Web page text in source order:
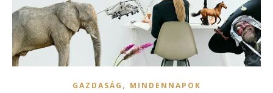
GAZDASÁG , MINDENNAPOK